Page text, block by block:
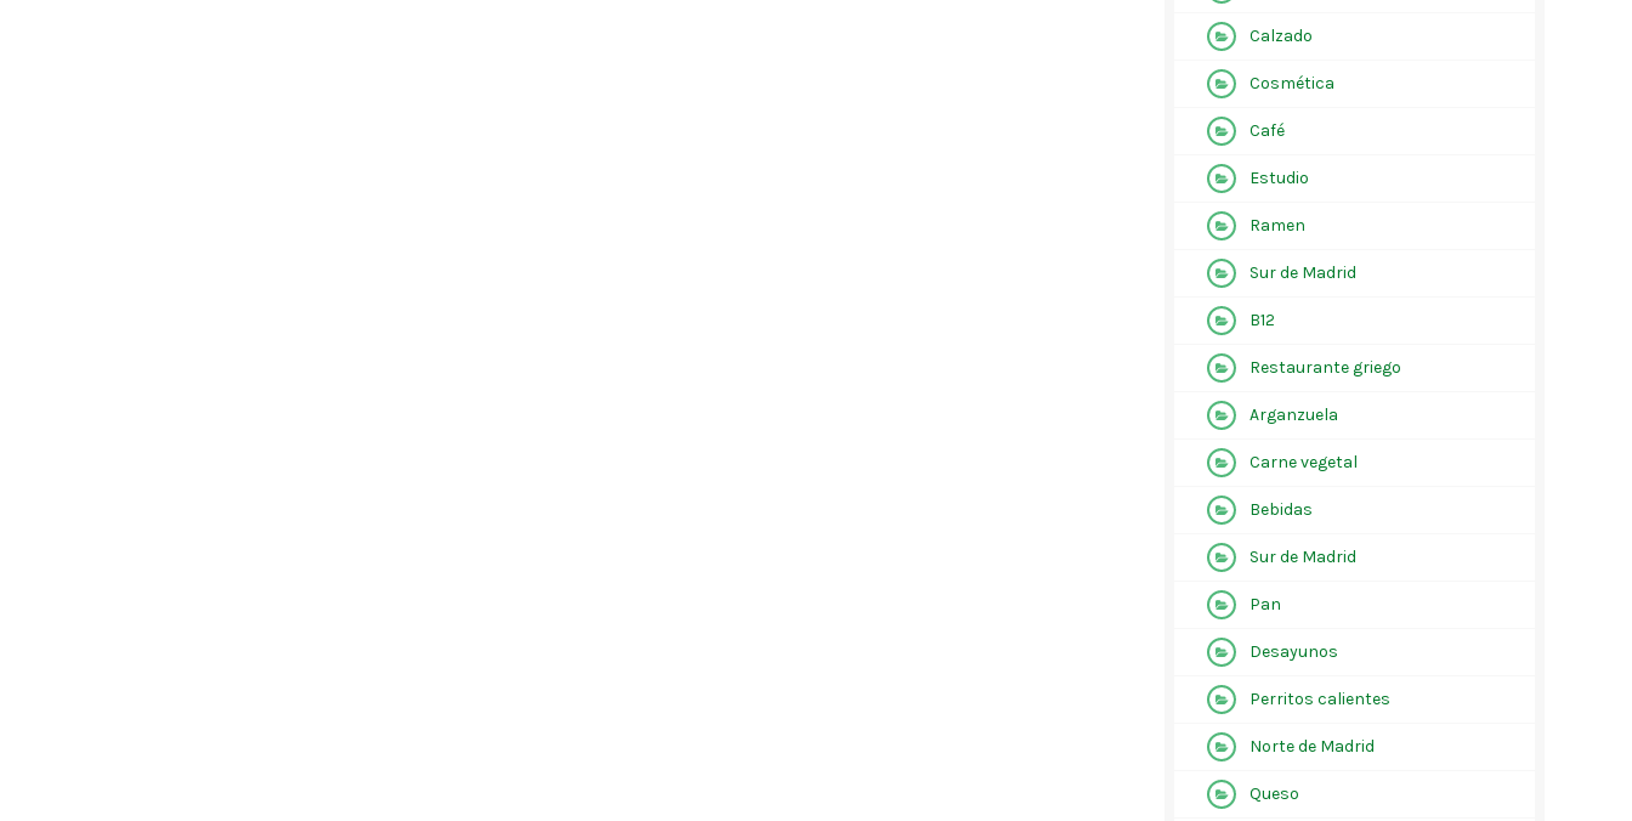
Calzado
Cosmética
Café
Estudio
Ramen
Sur de Madrid
B12
Restaurante griego
Arganzuela
Carne vegetal
Bebidas
Sur de Madrid
Pan
Desayunos
Perritos calientes
Norte de Madrid
Queso